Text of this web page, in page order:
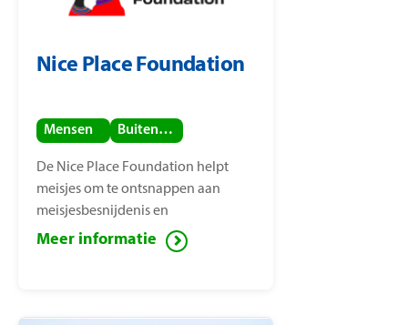
Nice Place Foundation
Mensen Buitenland
De Nice Place Foundation helpt
meisjes om te ontsnappen aan
meisjesbesnijdenis en
kindhuwelijken. De stichting is
Meer informatie